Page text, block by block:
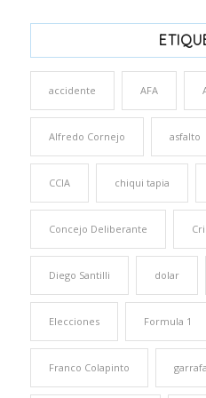
accidente AFA
Alfredo Cornejo asfalto
CCIA chiqui tapia
Concejo Deliberante
Diego Santilli dolar
Elecciones Formula 1
Franco Colapinto garrafa